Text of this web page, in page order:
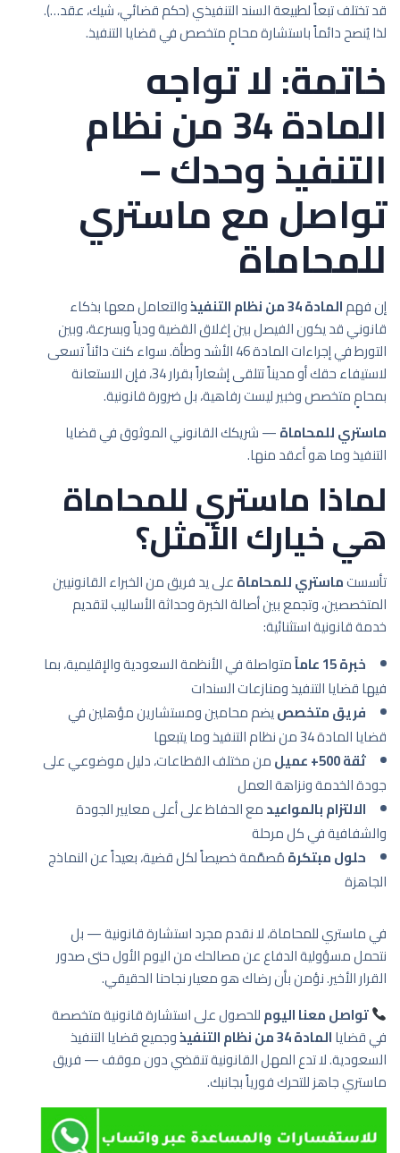
قد تختلف تبعاً لطبيعة السند التنفيذي (حكم قضائي، شيك، عقد…).
لذا يُنصح دائماً باستشارة محامٍ متخصص في قضايا التنفيذ.
خاتمة: لا تواجه
المادة 34 من نظام
التنفيذ وحدك –
تواصل مع ماستري
للمحاماة
إن فهمالمادة 34 من نظام التنفيذ
والتعامل معها بذكاء
قانوني قد يكون الفيصل بين إغلاق القضية ودياً وبسرعة، وبين
التورط في إجراءات المادة 46 الأشد وطأة. سواء كنت دائناً تسعى
لاستيفاء حقك أو مديناً تتلقى إشعاراً بقرار 34، فإن الاستعانة
بمحامٍ متخصص وخبير ليست رفاهية، بل ضرورة قانونية.
ماستري للمحاماة— شريكك القانوني الموثوق في قضايا
التنفيذ وما هو أعقد منها.
لماذا ماستري للمحاماة
هي خيارك الأمثل؟
تأسستماستري للمحاماةعلى يد فريق من الخبراء القانونيين
المتخصصين، وتجمع بين أصالة الخبرة وحداثة الأساليب لتقديم
خدمة قانونية استثنائية:
خبرة 15 عاماً
متواصلة في الأنظمة السعودية والإقليمية، بما
فيها قضايا التنفيذ ومنازعات السندات
فريق متخصصيضم محامين ومستشارين مؤهلين في
قضايا المادة 34 من نظام التنفيذ وما يتبعها
ثقة 500+ عميل
من مختلف القطاعات، دليل موضوعي على
جودة الخدمة ونزاهة العمل
الالتزام بالمواعيدمع الحفاظ على أعلى معايير الجودة
والشفافية في كل مرحلة
حلول مبتكرةمُصمَّمة خصيصاً لكل قضية، بعيداً عن النماذج
الجاهزة
في ماستري للمحاماة، لا نقدم مجرد استشارة قانونية — بل
نتحمل مسؤولية الدفاع عن مصالحك من اليوم الأول حتى صدور
القرار الأخير. نؤمن بأن رضاك هو معيار نجاحنا الحقيقي.
تواصل معنا اليومللحصول على استشارة قانونية متخصصة
في قضاياالمادة 34 من نظام التنفيذ
وجميع قضايا التنفيذ
السعودية. لا تدع المهل القانونية تنقضي دون موقف — فريق
ماستري جاهز للتحرك فورياً بجانبك.